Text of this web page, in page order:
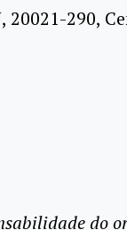
20021-290,
do